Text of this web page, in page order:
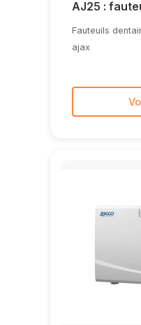
AJ25 :
Fauteuils
ajax